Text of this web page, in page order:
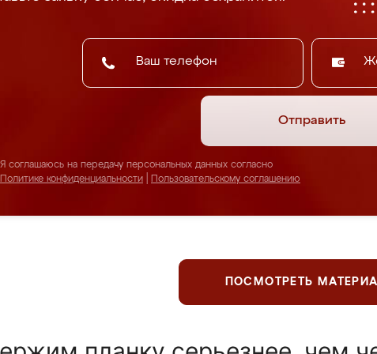
Отправить
Я соглашаюсь на передачу персональных данных согласно
Политике конфиденциальности
Пользовательскому соглашению
ПОСМОТРЕТЬ